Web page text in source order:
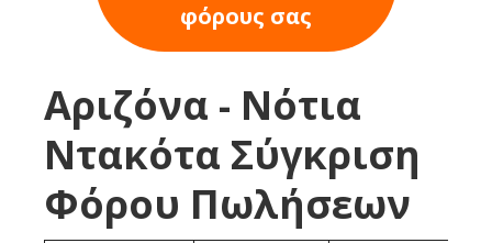
φόρους σας
Αριζόνα - Νότια
Ντακότα Σύγκριση
Φόρου Πωλήσεων